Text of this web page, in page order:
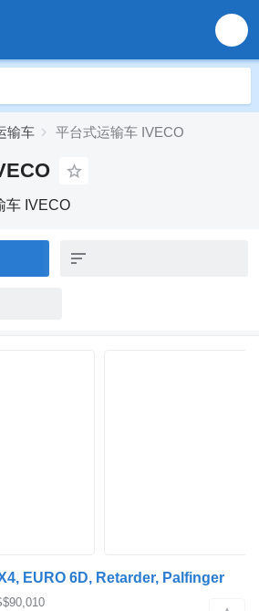
输车 平台式运输车 IVECO
车 IVECO
EURO 6D, Retarder, Palfinger